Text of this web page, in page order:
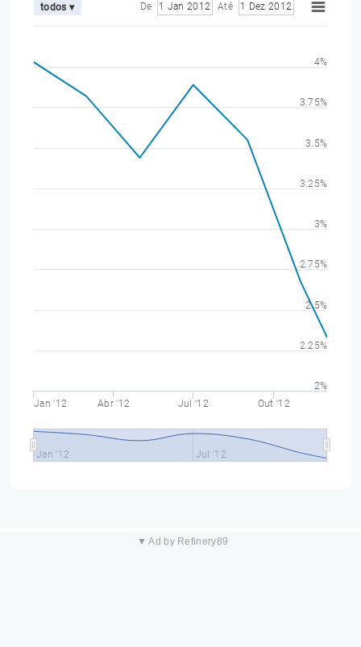
todos ▾ De 1 Jan 2012 Até 1 Dez 2012
Jan '12 Abr '12 Jul '12 Out '12
Jan '12 Jul '12
2%
2.25%
2.5%
2.75%
3%
3.25%
3.5%
3.75%
4%
▼ Ad by Refinery89